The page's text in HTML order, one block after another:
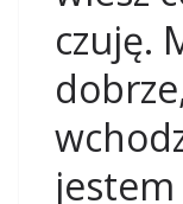
czuję.